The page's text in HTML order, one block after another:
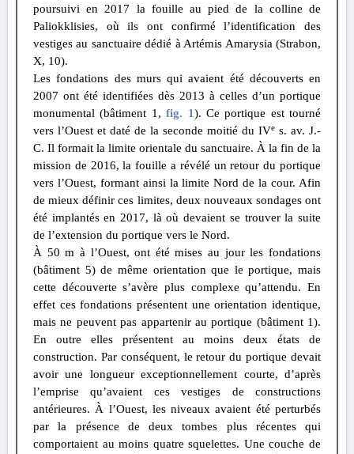
poursuivi en 2017 la fouille au pied de la colline de
Paliokklisies, où ils ont confirmé l’identification des
vestiges au sanctuaire dédié à Artémis Amarysia (Strabon,
X, 10).
Les fondations des murs qui avaient été découverts en
2007 ont été identifiées dès 2013 à celles d’un portique
monumental (bâtiment 1,fig. 1). Ce portique est tourné
vers l’Ouest et daté de la seconde moitié du IVe s. av. J.-
C. Il formait la limite orientale du sanctuaire. À la fin de la
mission de 2016, la fouille a révélé un retour du portique
vers l’Ouest, formant ainsi la limite Nord de la cour. Afin
de mieux définir ces limites, deux nouveaux sondages ont
été implantés en 2017, là où devaient se trouver la suite
de l’extension du portique vers le Nord.
À 50 m à l’Ouest, ont été mises au jour les fondations
(bâtiment 5) de même orientation que le portique, mais
cette découverte s’avère plus complexe qu’attendu. En
effet ces fondations présentent une orientation identique,
mais ne peuvent pas appartenir au portique (bâtiment 1).
En outre elles présentent au moins deux états de
construction. Par conséquent, le retour du portique devait
avoir une longueur exceptionnellement courte, d’après
l’emprise qu’avaient ces vestiges de constructions
antérieures. À l’Ouest, les niveaux avaient été perturbés
par la présence de deux tombes plus récentes qui
comportaient au moins quatre squelettes. Une couche de